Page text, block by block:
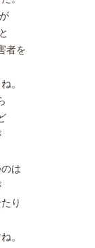
者を
。
は
り
。